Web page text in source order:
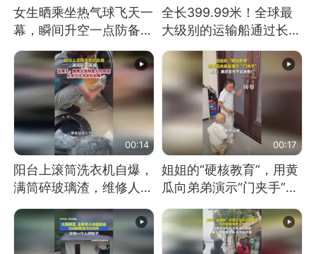
女生晒乘坐热气球飞天一
幕，瞬间升空一点防备都
没有
全长399.99米！全球最
大级别的运输船通过长江
大桥这一幕，太震撼了！
00:14
阳台上滚筒洗衣机自爆，
满筒碎玻璃渣，维修人员
称是人为原因，从未见过
洗衣机自爆
00:17
姐姐的“硬核教育”，用黄
瓜向弟弟演示“门夹手”，
网友：果然言传不如身
教！